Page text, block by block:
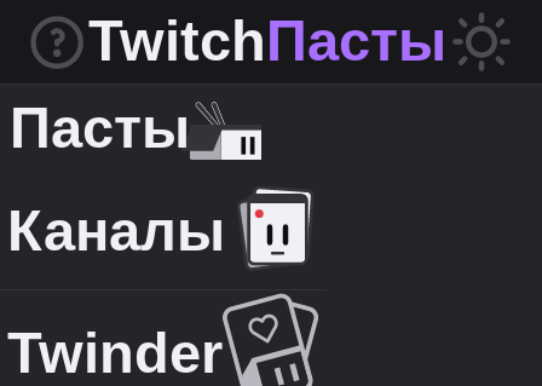
TwitchПасты
Пасты
Каналы
Twinder